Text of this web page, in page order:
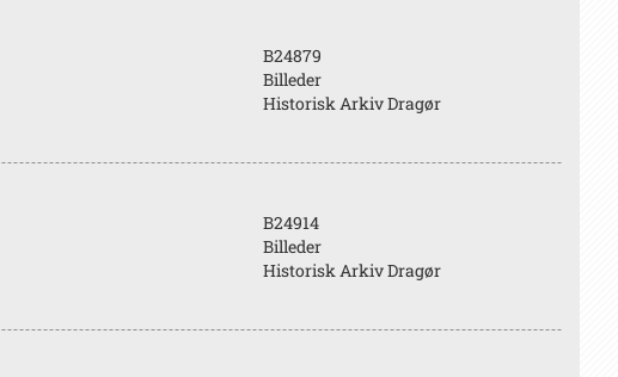
B24879
Billeder
Historisk Arkiv Dragør
B24914
Billeder
Historisk Arkiv Dragør